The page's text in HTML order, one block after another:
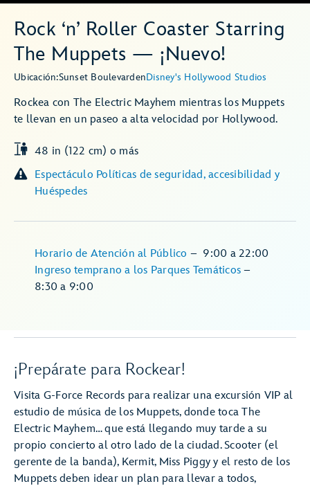
Rock ‘n’ Roller Coaster Starring
The Muppets — ¡Nuevo!
Ubicación:Sunset BoulevardenDisney's Hollywood Studios
Rockea con The Electric Mayhem mientras los Muppets
te llevan en un paseo a alta velocidad por Hollywood.
48 in (122 cm) o más
Espectáculo Políticas de seguridad, accesibilidad y
Huéspedes
Ingreso temprano a los Parques Temáticos–
8:30 a 9:00
Horario de Atención al Público – 9:00 a 22:00
¡Prepárate para Rockear!
Visita G-Force Records para realizar una excursión VIP al
estudio de música de los Muppets, donde toca The
Electric Mayhem… que está llegando muy tarde a su
propio concierto al otro lado de la ciudad. Scooter (el
gerente de la banda), Kermit, Miss Piggy y el resto de los
Muppets deben idear un plan para llevar a todos,